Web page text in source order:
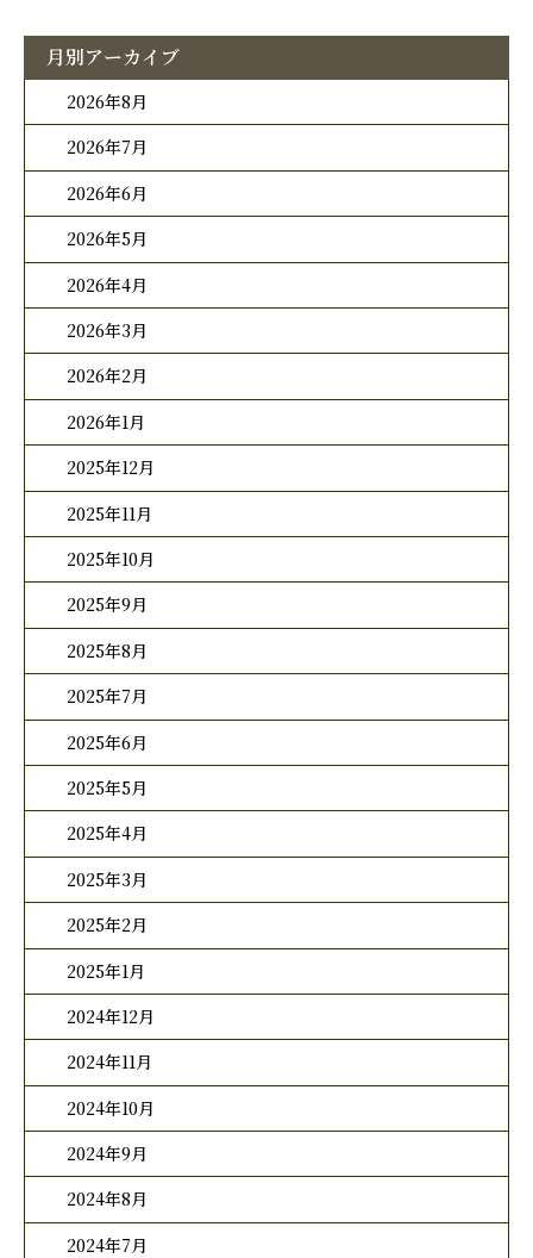
月別アーカイブ
2026年8月
2026年7月
2026年6月
2026年5月
2026年4月
2026年3月
2026年2月
2026年1月
2025年12月
2025年11月
2025年10月
2025年9月
2025年8月
2025年7月
2025年6月
2025年5月
2025年4月
2025年3月
2025年2月
2025年1月
2024年12月
2024年11月
2024年10月
2024年9月
2024年8月
2024年7月